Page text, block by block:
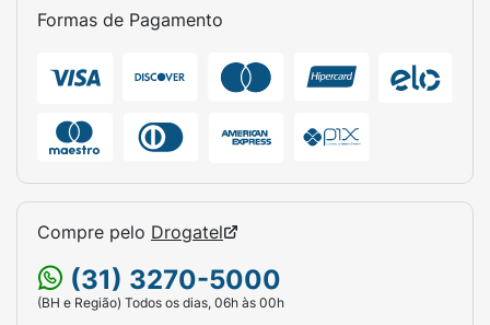
Formas de Pagamento
Compre pelo Drogatel
(31) 3270-5000
(BH e Região) Todos os dias, 06h às 00h